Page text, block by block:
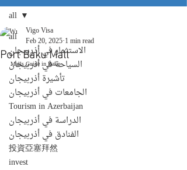
all
الاستثمار في أذربيجان
السياحة في أذربيجان
تأشيرة أذربيجان
الجامعات في أذربيجان
Tourism in Azerbaijan
الدراسة في أذربيجان
الفنادق في أذربيجان
投資亞塞拜然
invest
all
Port Baku Mall
Vigo Visa
Feb 20, 2025 1 min read
Malls Guide in Baku